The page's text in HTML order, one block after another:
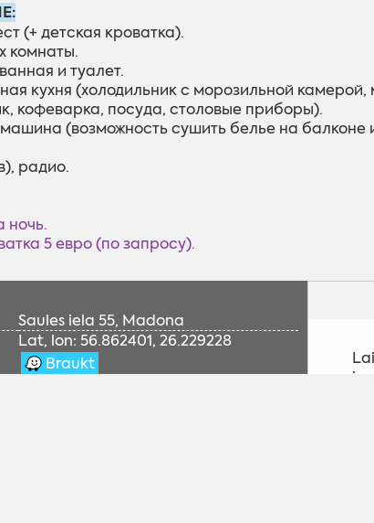
(+ детская кроватка).
комнаты.
и туалет.
кухня (холодильник с морозильной
кофеварка, посуда, столовые приборы).
(возможность сушить белье на балконе
радио.
ночь.
5 евро (по запросу).
Saules iela 55, Madona
Lat, lon: 56.862401, 26.229228
Braukt